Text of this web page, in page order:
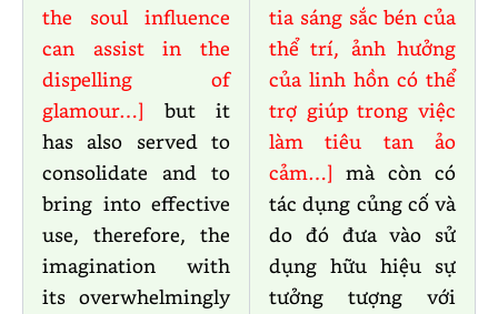
the soul influence
can assist in the
dispelling of
glamour…] but it
has also served to
consolidate and to
bring into effective
use, therefore, the
imagination with
its overwhelmingly
tia sáng sắc bén của
thể trí, ảnh hưởng
của linh hồn có thể
trợ giúp trong việc
làm tiêu tan ảo
cảm…] mà còn có
tác dụng củng cố và
do đó đưa vào sử
dụng hữu hiệu sự
tưởng tượng với